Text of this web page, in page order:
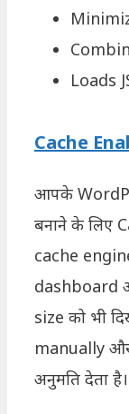
Loads
Cache
आपके
बनाने के लिए
cache
dashboard
size को भी
manually
अनुमति देता है।